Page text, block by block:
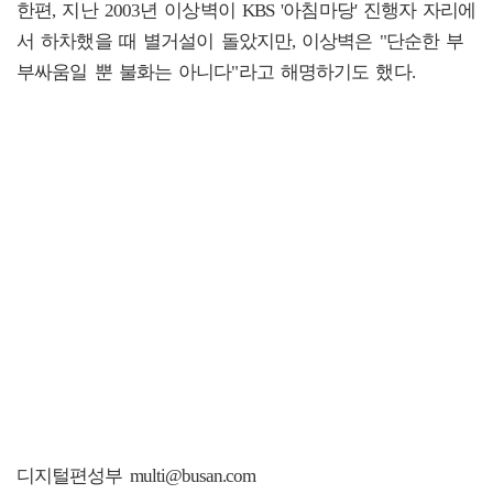
한편, 지난 2003년 이상벽이 KBS '아침마당' 진행자 자리에
서 하차했을 때 별거설이 돌았지만, 이상벽은 "단순한 부
부싸움일 뿐 불화는 아니다"라고 해명하기도 했다.
디지털편성부 multi@busan.com